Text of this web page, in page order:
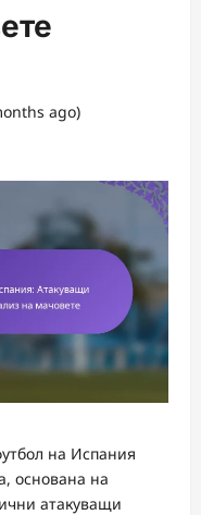
ago)
на Испания
основана на
атакуващи